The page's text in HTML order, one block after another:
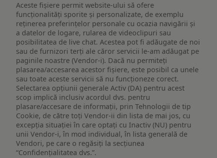
Aceste fișiere permit website-ului să ofere
funcționalități sporite și personalizate, de exemplu
reţinerea preferinţelor personale cu ocazia navigării și
a datelor de logare, rularea de videoclipuri sau
posibilitatea de live chat. Acestea pot fi adăugate de noi
sau de furnizori terți ale căror servicii le-am adăugat pe
paginile noastre (Vendor-i). Dacă nu permiteți
plasarea/accesarea acestor fișiere, este posibil ca unele
sau toate aceste servicii să nu funcționeze corect.
Selectarea opțiunii generale Activ (DA) pentru acest
scop implică inclusiv acordul dvs. pentru
plasare/accesare de informații, prin Tehnologii de tip
Cookie, de către toți Vendor-ii din lista de mai jos, cu
excepția situației în care optați cu Inactiv (NU) pentru
unii Vendor-i, în mod individual, în lista generală de
Vendori, pe care o regăsiți la secțiunea
“Confidențialitatea dvs.”.